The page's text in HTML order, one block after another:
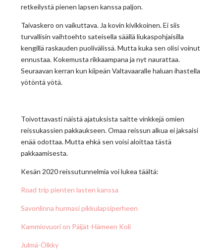
retkeilystä pienen lapsen kanssa paljon.
Taivaskero on vaikuttava. Ja kovin kivikkoinen. Ei siis
turvallisin vaihtoehto sateisella säällä liukaspohjaisilla
kengillä raskauden puolivälissä. Mutta kuka sen olisi voinut
ennustaa. Kokemusta rikkaampana ja nyt naurattaa.
Seuraavan kerran kun kiipeän Valtavaaralle haluan ihastella
yötöntä yötä.
Toivottavasti näistä ajatuksista saitte vinkkejä omien
reissukassien pakkaukseen. Omaa reissun alkua ei jaksaisi
enää odottaa. Mutta ehkä sen voisi aloittaa tästä
pakkaamisesta.
Kesän 2020 reissutunnelmia voi lukea täältä:
Road trip pienten lasten kanssa
Savonlinna hurmasi pikkulapsiperheen
Kammiovuori on Päijät-Hämeen Koli
Julmä-Ölkky